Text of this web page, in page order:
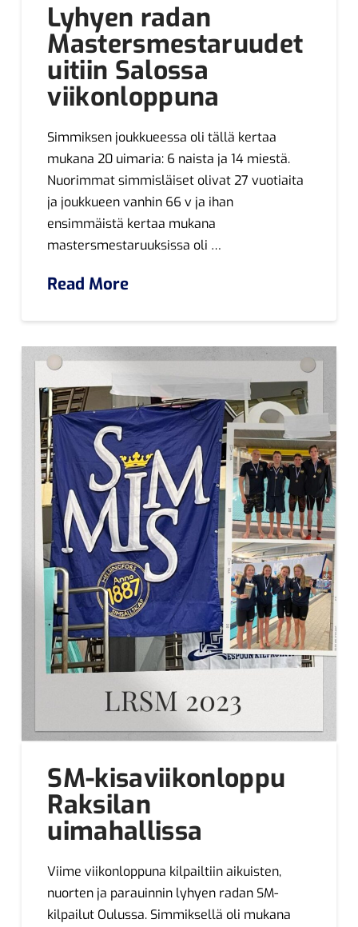
Lyhyen radan
Mastersmestaruudet
uitiin Salossa
viikonloppuna
Simmiksen joukkueessa oli tällä kertaa
mukana 20 uimaria: 6 naista ja 14 miestä.
Nuorimmat simmisläiset olivat 27 vuotiaita
ja joukkueen vanhin 66 v ja ihan
ensimmäistä kertaa mukana
mastersmestaruuksissa oli …
Read More
SM-kisaviikonloppu
Raksilan
uimahallissa
Viime viikonloppuna kilpailtiin aikuisten,
nuorten ja parauinnin lyhyen radan SM-
kilpailut Oulussa. Simmiksellä oli mukana